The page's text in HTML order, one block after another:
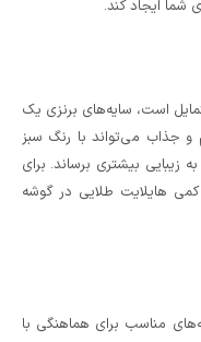
ایجاد کند.
است، سایه‌های برنزی یک
جذاب می‌تواند با رنگ سبز
بیشتری برساند. برای
هایلایت طلایی در گوشه
مناسب برای هماهنگی با